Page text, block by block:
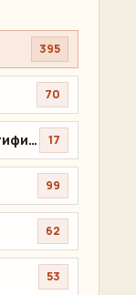
395
70
Профессиональная сертификация 17
99
62
53